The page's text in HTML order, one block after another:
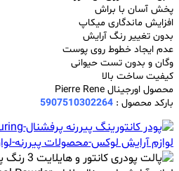
پخش آسان با براش
افزایش ماندگاری میکاپ
بدون تغییر رنگ آرایش
عدم ایجاد خطوط روی پوست
وگان و بدون تست حیوانی
کیفیت ساخت بالا
محصول اورجینال Pierre Rene
بارکد محصول : 5907510302264